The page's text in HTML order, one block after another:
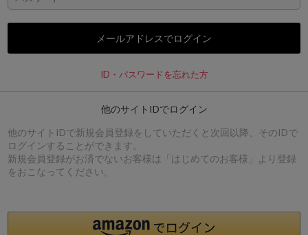
ID・パスワードを忘れた方
他のサイトIDでログイン
他のサイトIDで新規会員登録をしていただくと次回以降、そのIDで
ログインすることができます。
新規会員登録がお済でないお客様は「はじめてのお客様」より登録
をおこなってください。